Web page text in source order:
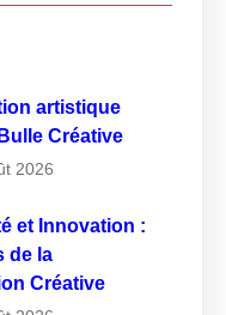
artistique
Créative
2026
et Innovation :
de la
Créative